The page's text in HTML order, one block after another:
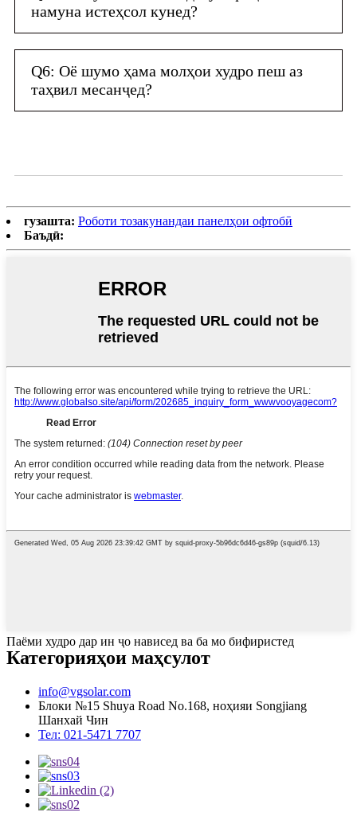
намуна истеҳсол кунед?
Q6: Оё шумо ҳама молҳои худро пеш аз
таҳвил месанҷед?
гузашта: Роботи тозакунандаи панелҳои офтобӣ
Баъдӣ:
Паёми худро дар ин ҷо нависед ва ба мо бифиристед
Категорияҳои маҳсулот
info@vgsolar.com
Блоки №15 Shuya Road No.168, ноҳияи Songjiang
Шанхай Чин
Тел: 021-5471 7707